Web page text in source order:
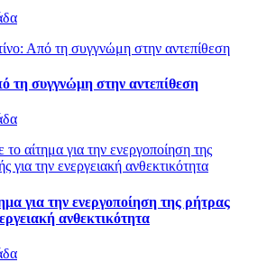
τη συγγνώμη στην αντεπίθεση
για την ενεργοποίηση της ρήτρας
ανθεκτικότητα